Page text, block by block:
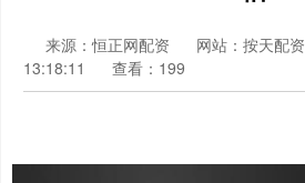
来源：恒正网配资 网站：按天配资
13:18:11
查看：199